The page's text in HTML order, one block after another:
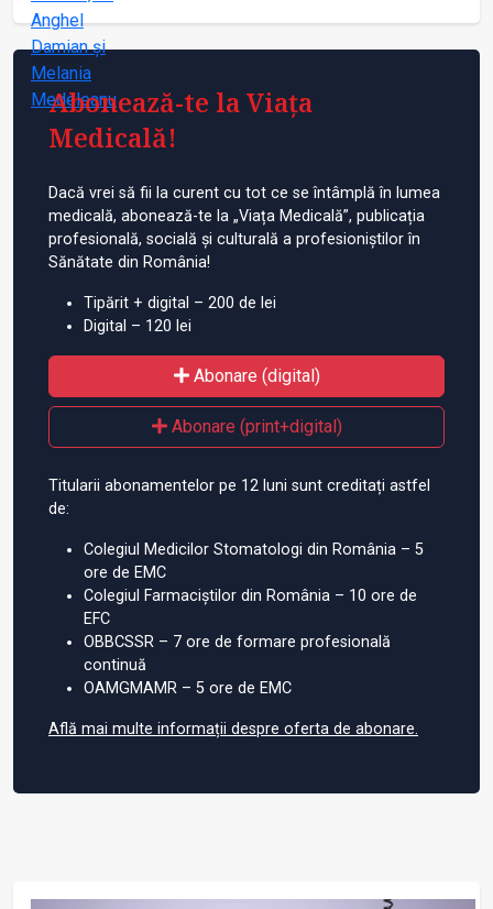
Abonează-te la Viața
Medicală!
Dacă vrei să fii la curent cu tot ce se întâmplă în lumea
medicală, abonează-te la „Viața Medicală”, publicația
profesională, socială și culturală a profesioniștilor în
Sănătate din România!
Tipărit + digital – 200 de lei
Digital – 120 lei
Abonare (digital)
Abonare (print+digital)
Titularii abonamentelor pe 12 luni sunt creditați astfel
de:
Colegiul Medicilor Stomatologi din România – 5
ore de EMC
Colegiul Farmaciștilor din România – 10 ore de
EFC
OBBCSSR – 7 ore de formare profesională
continuă
OAMGMAMR – 5 ore de EMC
Află mai multe informații despre oferta de abonare.